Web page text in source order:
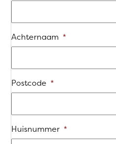
Achternaam *
Postcode *
Huisnummer *